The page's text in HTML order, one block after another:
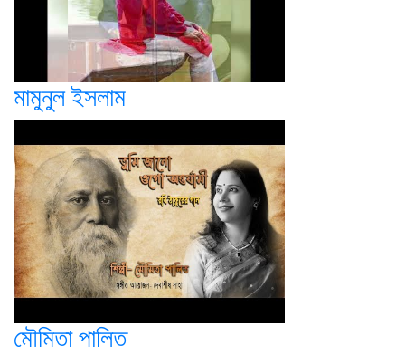
মামুনুল ইসলাম
মৌমিতা পালিত